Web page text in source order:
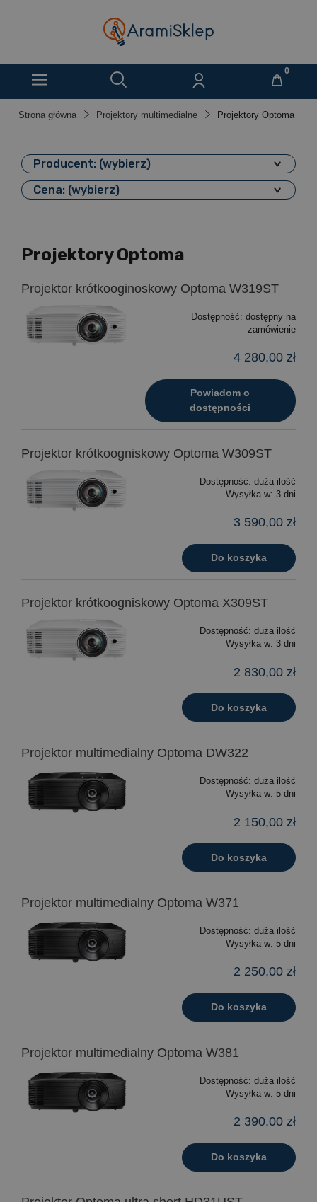
Strona główna Projektory multimedialne Projektory Optoma
Producent: (wybierz)
Cena: (wybierz)
Projektory Optoma
Projektor krótkooginoskowy Optoma W319ST
Dostępność: dostępny na
zamówienie
4 280,00 zł
Powiadom o
dostępności
Projektor krótkoogniskowy Optoma W309ST
Dostępność: duża ilość
Wysyłka w: 3 dni
3 590,00 zł
Do koszyka
Projektor krótkoogniskowy Optoma X309ST
Dostępność: duża ilość
Wysyłka w: 3 dni
2 830,00 zł
Do koszyka
Projektor multimedialny Optoma DW322
Dostępność: duża ilość
Wysyłka w: 5 dni
2 150,00 zł
Do koszyka
Projektor multimedialny Optoma W371
Dostępność: duża ilość
Wysyłka w: 5 dni
2 250,00 zł
Do koszyka
Projektor multimedialny Optoma W381
Dostępność: duża ilość
Wysyłka w: 5 dni
2 390,00 zł
Do koszyka